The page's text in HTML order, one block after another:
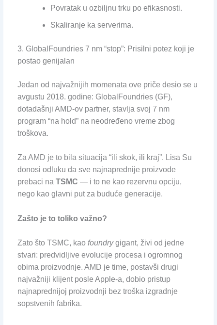
Povratak u ozbiljnu trku po efikasnosti.
Skaliranje ka serverima.
3. GlobalFoundries 7 nm “stop”: Prisilni potez koji je
postao genijalan
Jedan od najvažnijih momenata ove priče desio se u
avgustu 2018. godine: GlobalFoundries (GF),
dotadašnji AMD-ov partner, stavlja svoj 7 nm
program “na hold” na neodređeno vreme zbog
troškova.
Za AMD je to bila situacija “ili skok, ili kraj”. Lisa Su
donosi odluku da sve najnaprednije proizvode
prebaci na TSMC — i to ne kao rezervnu opciju,
nego kao glavni put za buduće generacije.
Zašto je to toliko važno?
Zato što TSMC, kao foundrygigant, živi od jedne
stvari: predvidljive evolucije procesa i ogromnog
obima proizvodnje. AMD je time, postavši drugi
najvažniji klijent posle Apple-a, dobio pristup
najnaprednijoj proizvodnji bez troška izgradnje
sopstvenih fabrika.